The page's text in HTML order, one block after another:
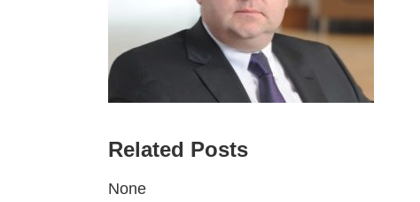
Related Posts
None